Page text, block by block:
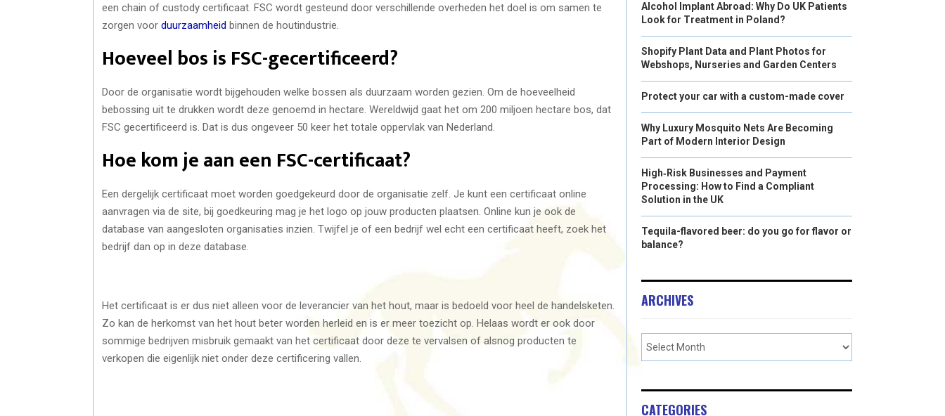
een chain of custody certificaat. FSC wordt gesteund door verschillende overheden het doel is om samen te
zorgen voor duurzaamheid binnen de houtindustrie.
Hoeveel bos is FSC-gecertificeerd?
Door de organisatie wordt bijgehouden welke bossen als duurzaam worden gezien. Om de hoeveelheid
bebossing uit te drukken wordt deze genoemd in hectare. Wereldwijd gaat het om 200 miljoen hectare bos, dat
FSC gecertificeerd is. Dat is dus ongeveer 50 keer het totale oppervlak van Nederland.
Hoe kom je aan een FSC-certificaat?
Een dergelijk certificaat moet worden goedgekeurd door de organisatie zelf. Je kunt een certificaat online
aanvragen via de site, bij goedkeuring mag je het logo op jouw producten plaatsen. Online kun je ook de
database van aangesloten organisaties inzien. Twijfel je of een bedrijf wel echt een certificaat heeft, zoek het
bedrijf dan op in deze database.
Het certificaat is er dus niet alleen voor de leverancier van het hout, maar is bedoeld voor heel de handelsketen.
Zo kan de herkomst van het hout beter worden herleid en is er meer toezicht op. Helaas wordt er ook door
sommige bedrijven misbruik gemaakt van het certificaat door deze te vervalsen of alsnog producten te
verkopen die eigenlijk niet onder deze certificering vallen.
Alcohol Implant Abroad: Why Do UK Patients
Look for Treatment in Poland?
Shopify Plant Data and Plant Photos for
Webshops, Nurseries and Garden Centers
Protect your car with a custom-made cover
Why Luxury Mosquito Nets Are Becoming
Part of Modern Interior Design
High‑Risk Businesses and Payment
Processing: How to Find a Compliant
Solution in the UK
Tequila-flavored beer: do you go for flavor or
balance?
ARCHIVES
CATEGORIES